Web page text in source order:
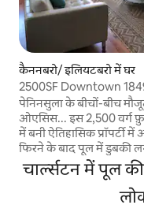
कैननबरो/ इलियटबरो में घर
2500SF Downtown
पेनिनसुला के बीचों-बीच
ओएसिस... इस 2,500 वर्ग
में बनी ऐतिहासिक
फिरने के बाद पूल में डुबकी
आराम करते हुए कॉकटेल का
बाहर निकलकर कैननबरो-
के कुछ बेहतरीन रेस्टोरेंट
के लिए ऑफ़ - स्ट्रीट पार्किंग
चार्ल्सटन में पूल